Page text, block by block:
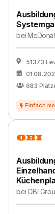
bei
51373
683
beiOBI